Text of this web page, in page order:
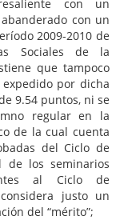
con un
con un
2009-2010 de
Sociales de la
que tampoco
por dicha
9.54 puntos, ni se
regular en la
de la cual cuenta
del Ciclo de
de los seminarios
al Ciclo de
justo un
del “mérito”;